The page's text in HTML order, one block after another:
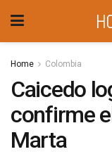
Home Colombia
Caicedo
confirme
Marta